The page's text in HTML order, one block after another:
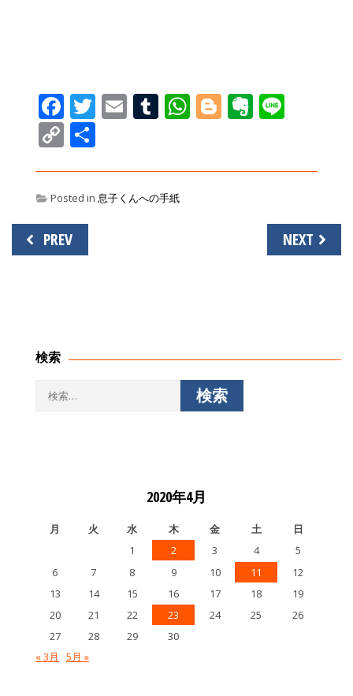
Facebook
Twitter
EmailTumblr
WhatsApp
Blogger
Copy
Posted in 息子くんへの手紙
投
稿
PREV NEXT
検索
2020年4月
月 火 水 木 金 土
日
1
2 3 4
5
6
7 8 9 10 11
12
13
14 15 16 17 18
19
20
21 22 23 24 25
26
27
28 29
30
« 3月
5月 »